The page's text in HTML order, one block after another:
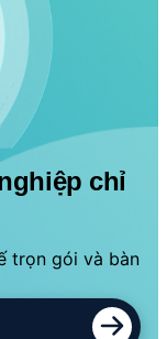
chỉ
trọn gói và bàn